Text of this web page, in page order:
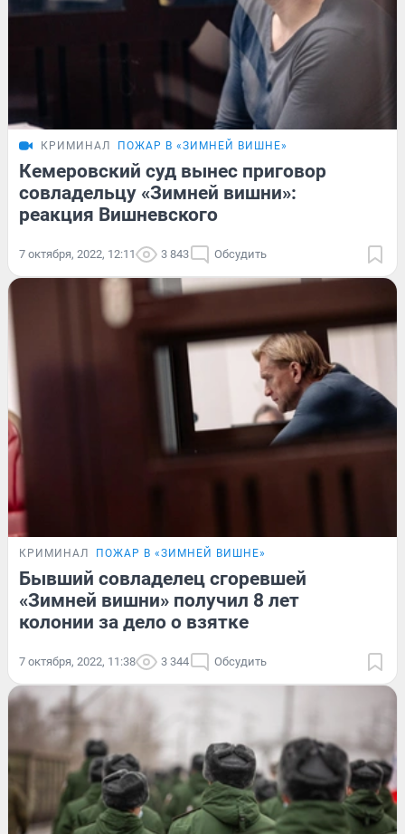
КРИМИНАЛ ПОЖАР В «ЗИМНЕЙ ВИШНЕ»
Кемеровский суд вынес приговор
совладельцу «Зимней вишни»:
реакция Вишневского
7 октября, 2022, 12:11 3 843 Обсудить
КРИМИНАЛ ПОЖАР В «ЗИМНЕЙ ВИШНЕ»
Бывший совладелец сгоревшей
«Зимней вишни» получил 8 лет
колонии за дело о взятке
7 октября, 2022, 11:38 3 344 Обсудить